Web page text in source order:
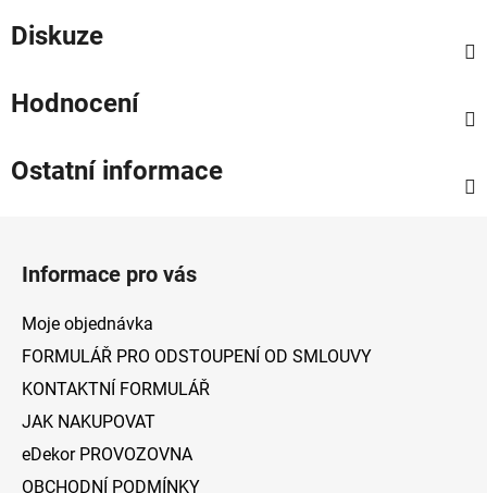
Diskuze
Hodnocení
Ostatní informace
Informace pro vás
Moje objednávka
FORMULÁŘ PRO ODSTOUPENÍ OD SMLOUVY
KONTAKTNÍ FORMULÁŘ
JAK NAKUPOVAT
eDekor PROVOZOVNA
OBCHODNÍ PODMÍNKY